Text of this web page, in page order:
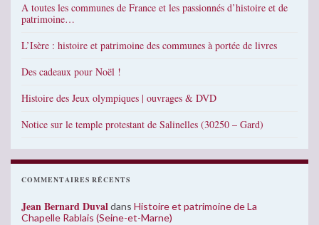
A toutes les communes de France et les passionnés d’histoire et de
patrimoine…
L’Isère : histoire et patrimoine des communes à portée de livres
Des cadeaux pour Noël !
Histoire des Jeux olympiques | ouvrages & DVD
Notice sur le temple protestant de Salinelles (30250 – Gard)
COMMENTAIRES RÉCENTS
Jean Bernard Duvaldans Histoire et patrimoine de La
Chapelle Rablais (Seine-et-Marne)